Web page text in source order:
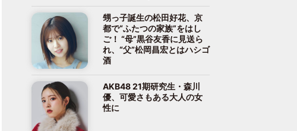
甥っ子誕生の松田好花、京
都で“ふたつの家族”をはし
ご！ “母”黒谷友香に見送ら
れ、“父”松岡昌宏とはハシゴ
酒
AKB48 21期研究生・森川
優、可愛さもある大人の女
性に